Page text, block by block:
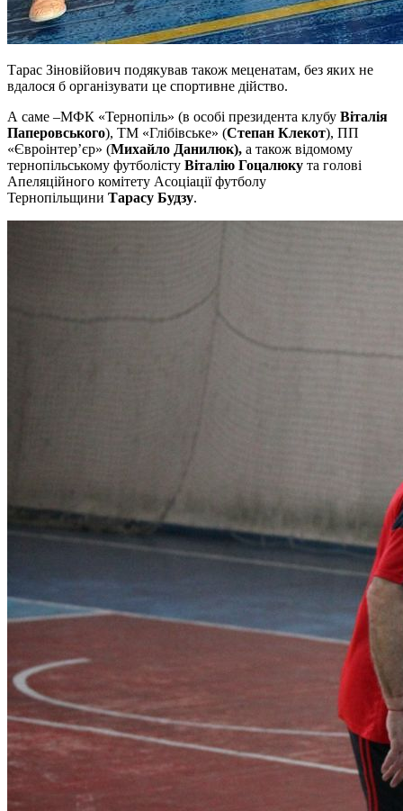
Тарас Зіновійович подякував також меценатам, без яких не
вдалося б організувати це спортивне дійство.
А саме –МФК «Тернопіль» (в особі президента клубу Віталія
Паперовського), ТМ «Глібівське» (Степан Клекот), ПП
«Євроінтер’єр» (Михайло Данилюк), а також відомому
тернопільському футболісту Віталію Гоцалюку та голові
Апеляційного комітету Асоціації футболу
Тернопільщини Тарасу Будзу.